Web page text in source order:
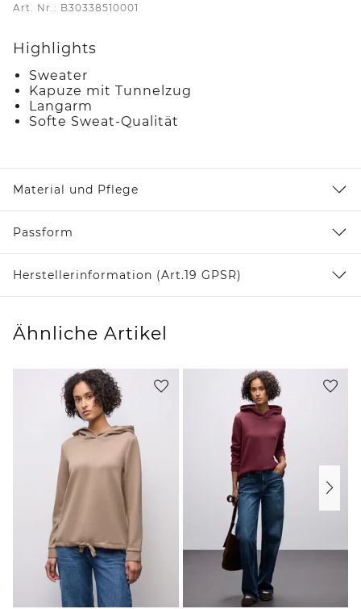
Art. Nr.: B30338510001
Highlights
Sweater
Kapuze mit Tunnelzug
Langarm
Softe Sweat-Qualität
Material und Pflege
Passform
Herstellerinformation (Art.19 GPSR)
Ähnliche Artikel